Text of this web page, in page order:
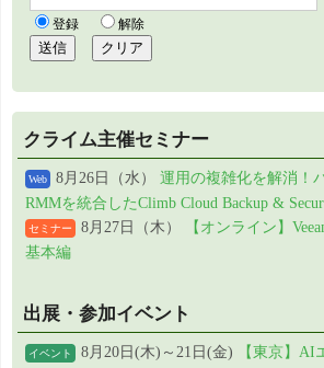
クライム主催セミナー
Web 8月26日（水） 運用の複雑化を解消！
RMMを統合したClimb Cloud Backup &
セミナー 8月27日（木）
【オンライン】
基本編
出展・参加イベント
イベント 8月20日(木)～21日(金)
【東京】AI